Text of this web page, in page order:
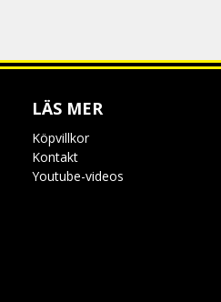
LÄS MER
Köpvillkor
Kontakt
Youtube-videos